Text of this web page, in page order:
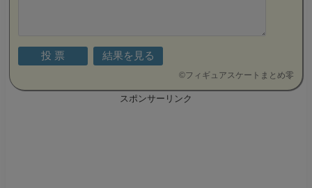
©フィギュアスケートまとめ零
スポンサーリンク